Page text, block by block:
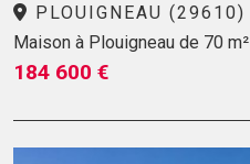
PLOUIGNEAU (29610)
Maison à Plouigneau de 70 m²
184 600 €